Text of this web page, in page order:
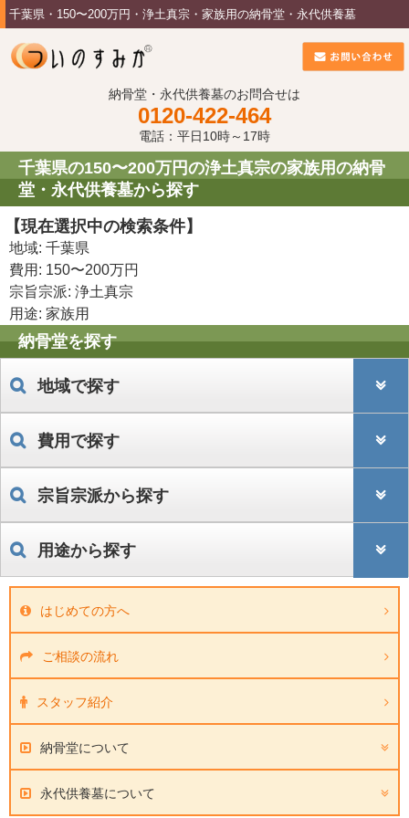
千葉県・150〜200万円・浄土真宗・家族用の納骨堂・永代供養墓
納骨堂・永代供養墓のお問合せは
0120-422-464
電話：平日10時～17時
千葉県の150〜200万円の浄土真宗の家族用の納骨
堂・永代供養墓から探す
【現在選択中の検索条件】
地域: 千葉県
費用: 150〜200万円
宗旨宗派: 浄土真宗
用途: 家族用
納骨堂を探す
地域で探す
費用で探す
宗旨宗派から探す
用途から探す
はじめての方へ
ご相談の流れ
スタッフ紹介
納骨堂について
永代供養墓について